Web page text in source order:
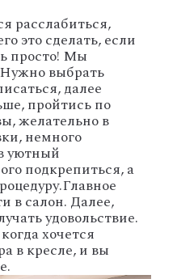
расслабиться,
это сделать, если
просто! Мы
выбрать
далее
пройтись по
желательно в
немного
уютный
подкрепиться, а
Главное
в салон. Далее,
удовольствие.
хочется
в кресле, и вы